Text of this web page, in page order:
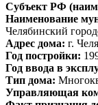
Субъект РФ
Наименование
Челябинский
Адрес дома: г.
Год постройки:
Год ввода в
Тип дома:
Управляющая